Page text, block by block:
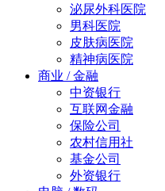
泌尿外科医院
男科医院
皮肤病医院
精神病医院
商业 / 金融
中资银行
互联网金融
保险公司
农村信用社
基金公司
外资银行